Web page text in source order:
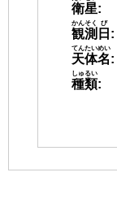
衛星:
観測
かんそく
日
び
:
天体名
てんたいめい
:
種類
しゅるい
: